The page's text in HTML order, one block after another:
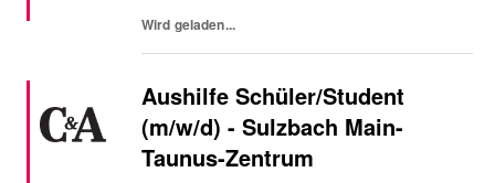
Wird geladen...
Aushilfe Schüler/Student
(m/w/d) - Sulzbach Main-
Taunus-Zentrum